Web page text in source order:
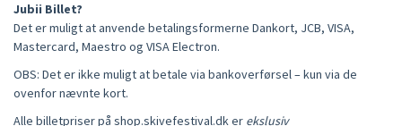
Jubii Billet?
Det er muligt at anvende betalingsformerne Dankort, JCB, VISA,
Mastercard, Maestro og VISA Electron.
OBS: Det er ikke muligt at betale via bankoverførsel – kun via de
ovenfor nævnte kort.
Alle billetpriser på shop.skivefestival.dk er ekslusiv